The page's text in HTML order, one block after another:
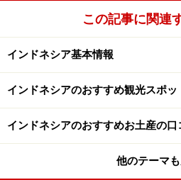
上。ビギナーからエキスパート
がラインナップし、華麗なライ
真やビデオサービスもあります。
＜DATA＞
■Kandui Villas
住所：Mentawai, Indonesia
TEL：+62-751-841946
この記事に関連
インドネシア基本情報
インドネシアのおすすめ観光スポッ
インドネシアのおすすめお土産の口
他のテーマ